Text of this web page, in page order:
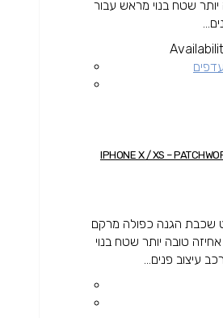
שטח בנוי מראש עבור
שכבת הגנה כפולה מרקם
טובה יותר שטח בנוי
עיצוב פנים...